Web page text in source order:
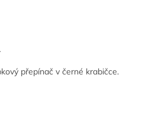
přepínač v černé krabičce.